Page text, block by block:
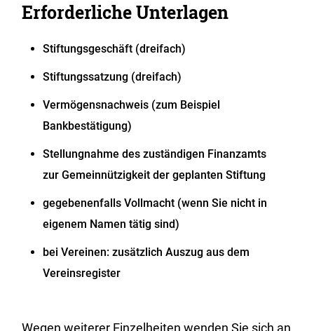
Erforderliche Unterlagen
Stiftungsgeschäft (dreifach)
Stiftungssatzung (dreifach)
Vermögensnachweis (zum Beispiel
Bankbestätigung)
Stellungnahme des zuständigen Finanzamts
zur Gemeinnützigkeit der geplanten Stiftung
gegebenenfalls Vollmacht (wenn Sie nicht in
eigenem Namen tätig sind)
bei Vereinen: zusätzlich Auszug aus dem
Vereinsregister
Wegen weiterer Einzelheiten wenden Sie sich an